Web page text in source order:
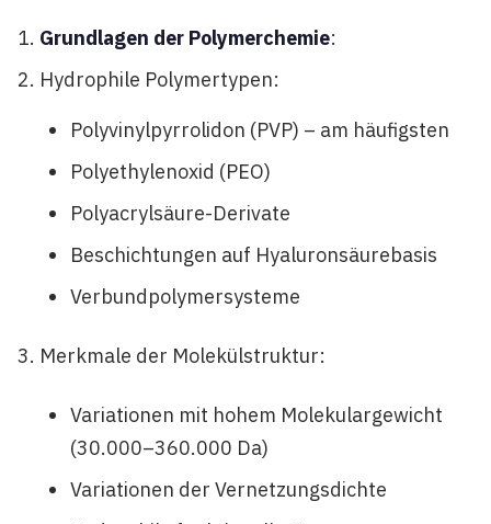
Grundlagen der Polymerchemie:
Hydrophile Polymertypen:
Polyvinylpyrrolidon (PVP) – am häufigsten
Polyethylenoxid (PEO)
Polyacrylsäure-Derivate
Beschichtungen auf Hyaluronsäurebasis
Verbundpolymersysteme
Merkmale der Molekülstruktur:
Variationen mit hohem Molekulargewicht
(30.000–360.000 Da)
Variationen der Vernetzungsdichte